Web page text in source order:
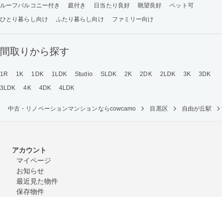
ルーフバルコニー付き 庭付き 日当たり良好 眺望良好
ペット可
ひとり暮らし向け
ふたり暮らし向け ファミリー向け
間取りから探す
1R 1K 1DK 1LDK Studio SLDK 2K 2DK 2LDK 3K
3DK
3LDK
4K 4DK 4LDK
中古・リノベーションマンションならcowcamo 目黒区 自由が丘駅
アカウント
マイページ
お知らせ
最近見た物件
保存物件